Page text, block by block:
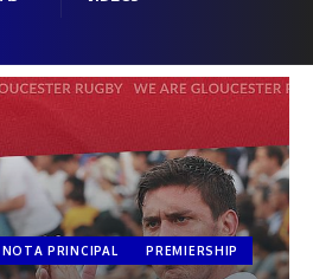
NOTA PRINCIPAL PREMIERSHIP